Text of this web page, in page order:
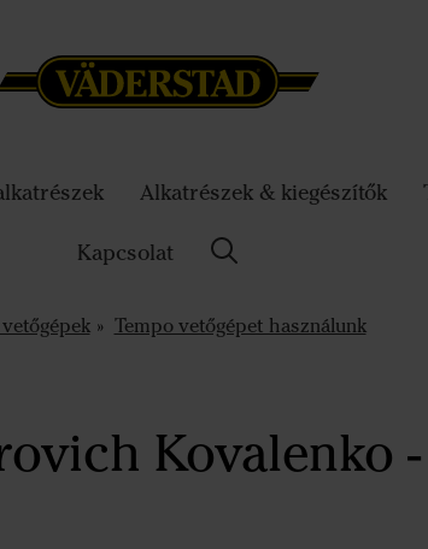
Alkatrészek & kiegészítők
Kapcsolat
Tempo vetőgépet használunk
Kovalenko